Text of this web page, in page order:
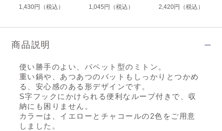
1,430円（税込）
1,045円（税込）
2,420円（税込）
商品説明
使い勝手のよい、パペット型のミトン。
重い鍋や、あつあつのバットもしっかりとつかめ
る、安心感のある形デザインです。
S字フックにかけられる便利なループ付きで、収
納にも困りません。
カラーは、イエローとチャコールの2色をご用意
しました。